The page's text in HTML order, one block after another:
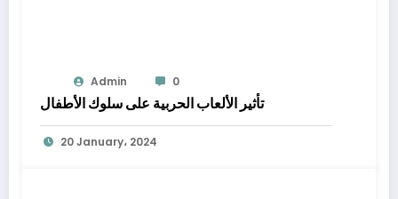
Admin 0
تأثير الألعاب الحربية على سلوك الأطفال
20 January، 2024